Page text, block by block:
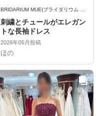
刺繍とチュールがエレガン
トな長袖ドレス
2026年05月投稿
ほの